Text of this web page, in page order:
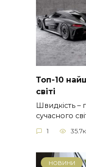
Топ-10
світі
Швидкість –
сучасного
1
НОВИНИ